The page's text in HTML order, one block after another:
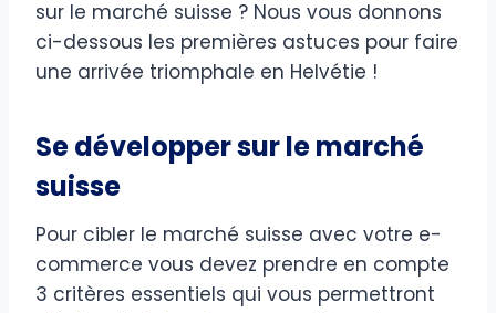
sur le marché suisse ? Nous vous donnons
ci-dessous les premières astuces pour faire
une arrivée triomphale en Helvétie !
Se développer sur le marché
suisse
Pour cibler le marché suisse avec votre e-
commerce vous devez prendre en compte
3 critères essentiels qui vous permettront